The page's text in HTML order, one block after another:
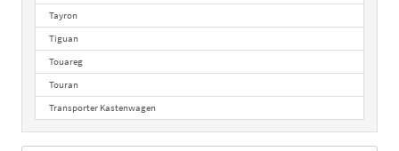
Tayron
Tiguan
Touareg
Touran
Transporter Kastenwagen